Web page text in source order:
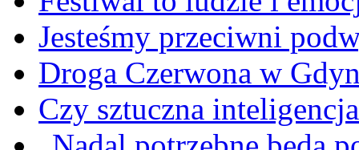
Jesteśmy przeciwni
Droga Czerwona w
Czy sztuczna